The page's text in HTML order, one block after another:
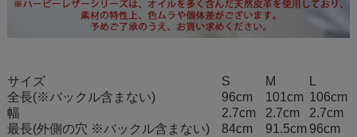
サイズ S M
全長(※バックル含まない)
96cm 101cm 106cm
幅
2.7cm 2.7cm
2.7cm
最長(外側の穴 ※バックル含まない)
84cm 91.5cm 96cm